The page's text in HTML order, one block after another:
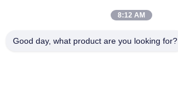
8:12 AM
Good day, what product are you looking for?